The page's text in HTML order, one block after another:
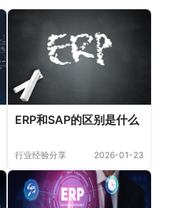
ERP和SAP的区别是什么
行业经验分享 2026-01-23